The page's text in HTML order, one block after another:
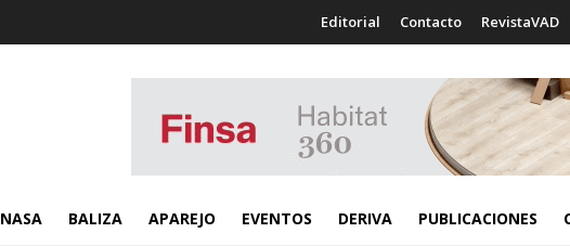
Editorial Contacto RevistaVAD
NASA BALIZA APAREJO EVENTOS DERIVA PUBLICACIONES